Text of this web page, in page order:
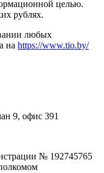
целью.
рублях.
любых
на https://www.tio.by/
9, офис 391
№ 192745765